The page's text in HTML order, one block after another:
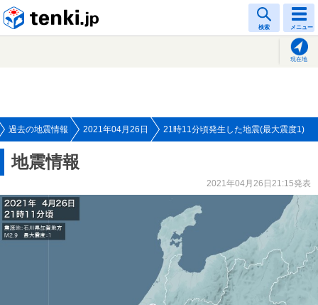
検索 メニュー
現在地
過去の地震情報 2021年04月26日 21時11分頃発生した地震(最大震度1)
地震情報
2021年04月26日21:15発表